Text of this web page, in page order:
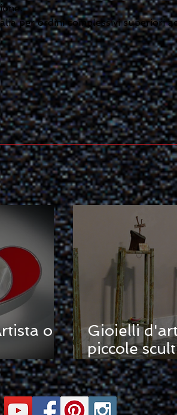
per ordini complessivi superiori
o
Gioielli
piccole
ovvero Li
chiodo...